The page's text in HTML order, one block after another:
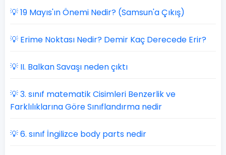
💡 19 Mayıs'ın Önemi Nedir? (Samsun'a Çıkış)
💡 Erime Noktası Nedir? Demir Kaç Derecede Erir?
💡 II. Balkan Savaşı neden çıktı
💡 3. sınıf matematik Cisimleri Benzerlik ve
Farklılıklarına Göre Sınıflandırma nedir
💡 6. sınıf İngilizce body parts nedir